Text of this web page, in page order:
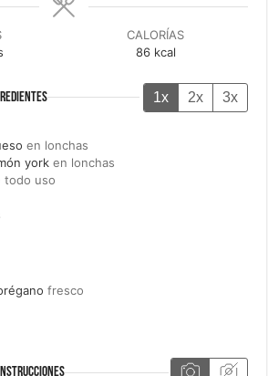
CALORÍAS
86 kcal
1x 2x 3x
en lonchas
york en lonchas
todo uso
fresco